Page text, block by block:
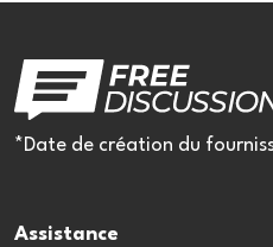
*Date de création du
Assistance